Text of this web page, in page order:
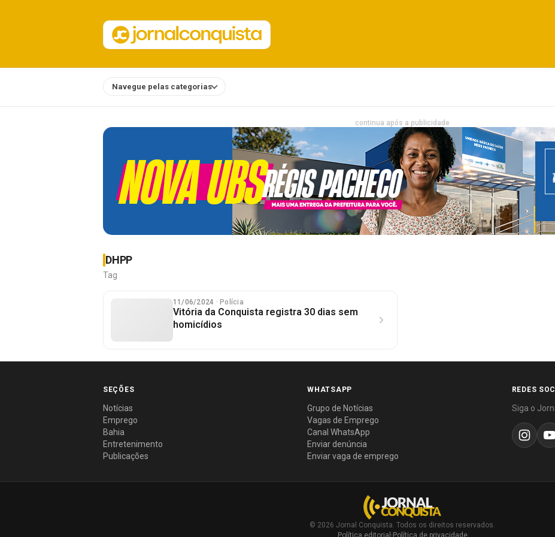
Navegue pelas categorias
continua após a publicidade
DHPP
Tag
11/06/2024 · Polícia
Vitória da Conquista registra 30 dias sem
homicídios
SEÇÕES
Notícias
Emprego
Bahia
Entretenimento
Publicações
WHATSAPP
Grupo de Notícias
Vagas de Emprego
Canal WhatsApp
Enviar denúncia
Enviar vaga de emprego
REDES
Siga o
© 2026 Jornal Conquista. Todos os direitos reservados.
Política editorial · Política de privacidade